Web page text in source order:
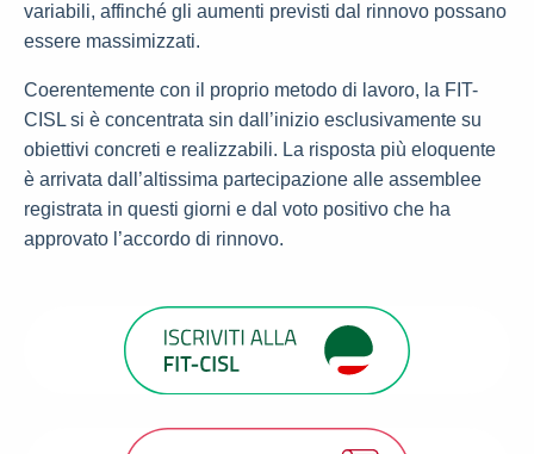
variabili, affinché gli aumenti previsti dal rinnovo possano
essere massimizzati.
Coerentemente con il proprio metodo di lavoro, la FIT-
CISL si è concentrata sin dall’inizio esclusivamente su
obiettivi concreti e realizzabili. La risposta più eloquente
è arrivata dall’altissima partecipazione alle assemblee
registrata in questi giorni e dal voto positivo che ha
approvato l’accordo di rinnovo.